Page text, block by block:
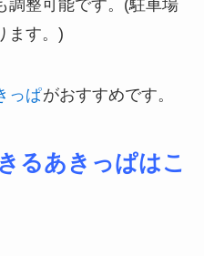
調整可能です。(駐車場
ます。)
っぱがおすすめです。
るあきっぱはこ